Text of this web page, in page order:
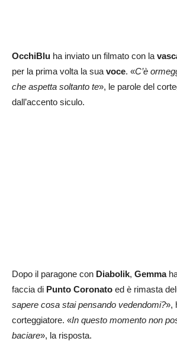
OcchiBlu ha inviato un filmato con la
per la prima volta la sua voce. «C’è
che aspetta soltanto te», le parole del
dall’accento siculo.
Dopo il paragone con Diabolik, Gemma
faccia di Punto Coronato ed è rimasta
sapere cosa stai pensando vedendomi?»,
corteggiatore. «In questo momento non
baciare», la risposta.